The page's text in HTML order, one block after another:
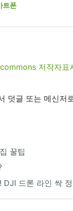
트폰
저작자표
덧글 또는 메신저
꿀팁
DJI 드론 라인 싹